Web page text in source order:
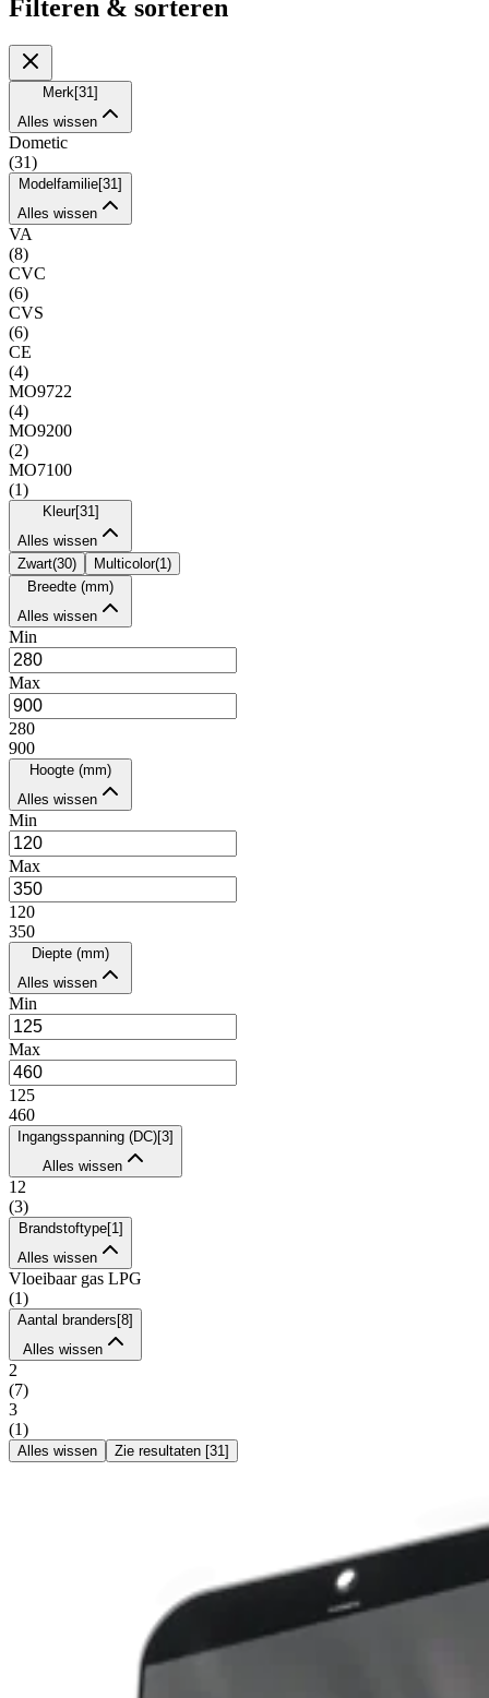
Filteren & sorteren
Merk [31 ]
Alles wissen
Dometic
(31)
Modelfamilie[31 ]
Alles wissen
VA
(8)
CVC
(6)
CVS
(6)
CE
(4)
MO9722
(4)
MO9200
(2)
MO7100
(1)
Kleur[31 ]
Alles wissen
Zwart(30) Multicolor(1 )
Breedte (mm)
Alles wissen
Min
Max
280
900
Hoogte (mm)
Alles wissen
Min
Max
120
350
Diepte (mm)
Alles wissen
Min
Max
125
460
Ingangsspanning (DC)[3]
Alles wissen
12
(3)
Brandstoftype[1 ]
Alles wissen
Vloeibaar gas LPG
(1)
Aantal branders [8]
Alles wissen
2
(7)
3
(1)
Alles wissen Zie resultaten [31 ]